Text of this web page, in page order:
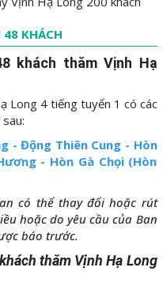
KHÁCH
khách thăm Vịnh Hạ
Long 4 tiếng tuyến 1 có các
- Động Thiên Cung - Hòn
- Hòn Gà Chọi (Hòn
có thể thay đổi hoặc rút
hoặc do yêu cầu của Ban
báo trước.
thăm Vịnh Hạ Long